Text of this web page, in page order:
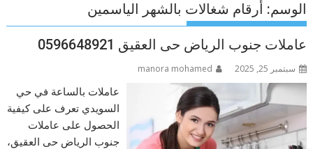
الوسم: أرقام شغالات بالشهر الياسمين
عاملات جنوب الرياض حى العقيق 0596648921
سبتمبر 25, 2025 manora mohamed
عاملات بالساعة في حي
السويدي تعرف على كيفية
الحصول على عاملات
جنوب الرياض حى العقيق،